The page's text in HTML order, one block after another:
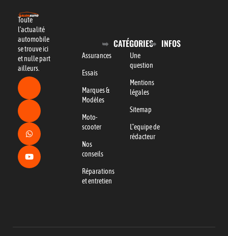
Toute
l’actualité
automobile
se trouve ici
et nulle part
ailleurs.
CATÉGORIES
Assurances
Essais
Marques &
Modèles
Moto-
scooter
Nos
conseils
Réparations
et entretien
INFOS
Une
question
Mentions
légales
Sitemap
L"equipe de
rédacteur